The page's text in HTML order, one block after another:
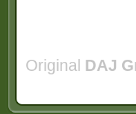
Original DAJ